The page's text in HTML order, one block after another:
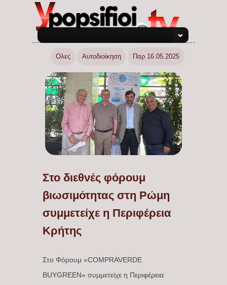
Ολες Αυτοδιοίκηση Παρ 16.05.2025
Στο διεθνές φόρουμ
βιωσιμότητας στη Ρώμη
συμμετείχε η Περιφέρεια
Κρήτης
Στο Φόρουμ «COMPRAVERDE
BUYGREEN» συμμετείχε η Περιφέρεια